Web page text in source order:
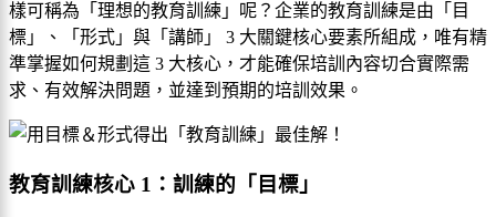
樣可稱為「理想的教育訓練」呢？企業的教育訓練是由「目
標」、「形式」與「講師」 3 大關鍵核心要素所組成，唯有精
準掌握如何規劃這 3 大核心，才能確保培訓內容切合實際需
求、有效解決問題，並達到預期的培訓效果。
教育訓練核心 1：訓練的「目標」